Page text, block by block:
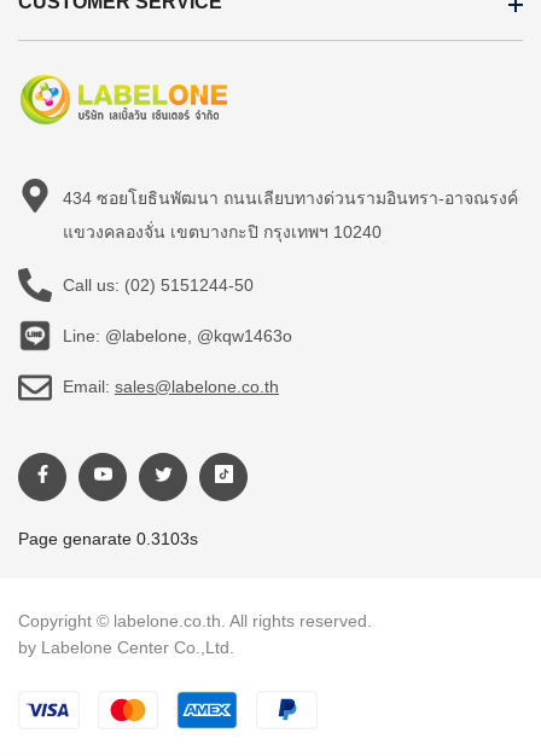
434 ซอยโยธินพัฒนา ถนนเลียบทางด่วนรามอินทรา-อาจณรงค์
แขวงคลองจั่น เขตบางกะปิ กรุงเทพฯ 10240
Call us: (02) 5151244-50
Line: @labelone, @kqw1463o
Email: sales@labelone.co.th
Page genarate 0.3103s
Copyright © labelone.co.th. All rights reserved.
by Labelone Center Co.,Ltd.